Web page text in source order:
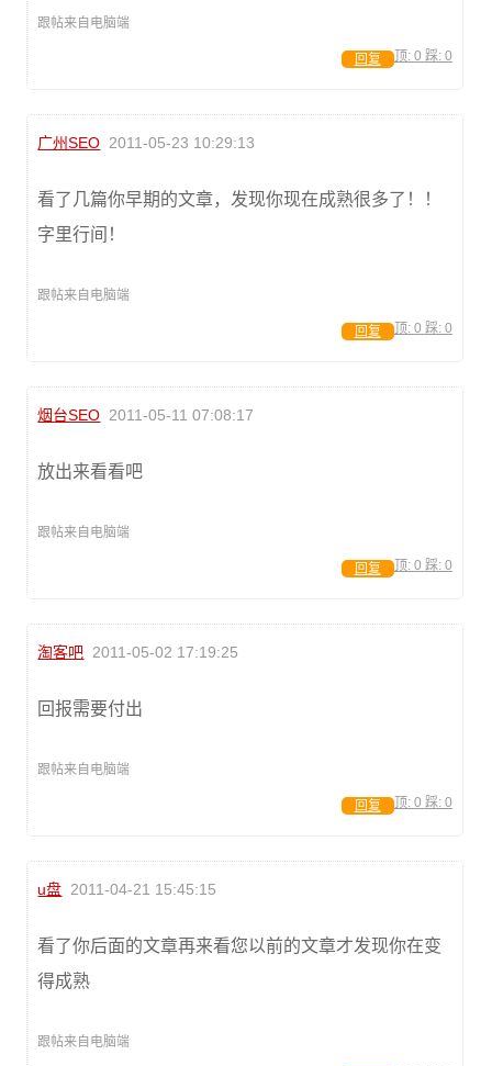
跟帖来自电脑端
顶: 0 踩: 0
回复
广州SEO 2011-05-23 10:29:13
看了几篇你早期的文章，发现你现在成熟很多了！！
字里行间！
跟帖来自电脑端
顶: 0 踩: 0
回复
烟台SEO 2011-05-11 07:08:17
放出来看看吧
跟帖来自电脑端
顶: 0 踩: 0
回复
淘客吧 2011-05-02 17:19:25
回报需要付出
跟帖来自电脑端
顶: 0 踩: 0
回复
u盘 2011-04-21 15:45:15
看了你后面的文章再来看您以前的文章才发现你在变
得成熟
跟帖来自电脑端